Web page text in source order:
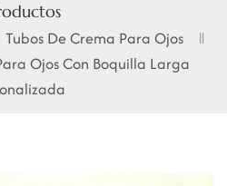
français
Tubos De Crema Para Ojos
Ojos Con Boquilla Larga